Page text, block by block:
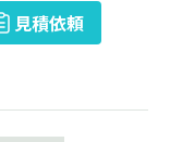
見積依頼